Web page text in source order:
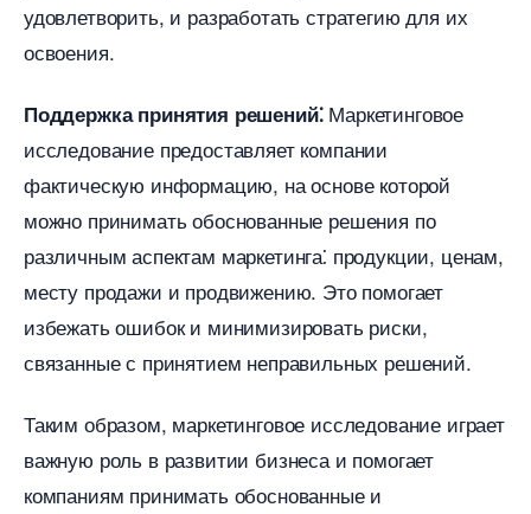
удовлетворить, и разработать стратегию для их
освоения.
Поддержка принятия решений⁚Маркетинговое
исследование предоставляет компании
фактическую информацию, на основе которой
можно принимать обоснованные решения по
различным аспектам маркетинга⁚ продукции, ценам,
месту продажи и продвижению.​ Это помогает
избежать ошибок и минимизировать риски,
связанные с принятием неправильных решений.​
Таким образом, маркетинговое исследование играет
ажную роль в развитии бизнеса и помогает
компаниям принимать обоснованные и